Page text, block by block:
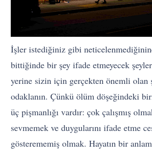
İşler istediğiniz gibi
bittiğinde bir şey ifade etmeyecek
yerine sizin için gerçekten önemli olan
odaklanın. Çünkü ölüm döşeğindeki
üç pişmanlığı vardır: çok çalışmış
sevmemek ve duygularını ifade etme
gösterememiş olmak. Hayatın bir